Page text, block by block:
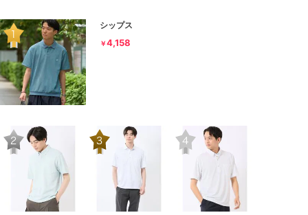
シップス
￥4,158